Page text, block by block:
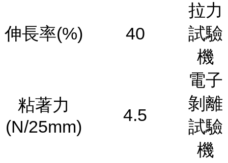
伸長率(%) 40
拉力
試驗
機
粘著力
(N/25mm)
4.5
電子
剝離
試驗
機